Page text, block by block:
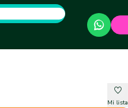
Mi lista